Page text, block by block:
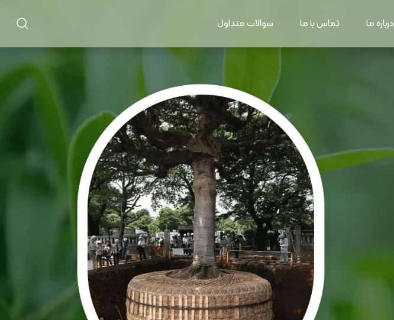
درباره ما تماس با ما سوالات متداول